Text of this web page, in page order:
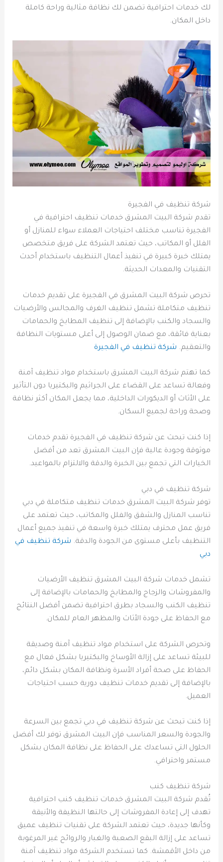
لك خدمات احترافية تضمن لك نظافة مثالية وراحة كاملة
داخل المكان.
شركة تنظيف في الفجيرة
تقدم شركة البيت المشرق خدمات تنظيف احترافية في
الفجيرة تناسب مختلف احتياجات العملاء سواء للمنازل أو
الفلل أو المكاتب، حيث تعتمد الشركة على فريق متخصص
يمتلك خبرة كبيرة في تنفيذ أعمال التنظيف باستخدام أحدث
التقنيات والمعدات الحديثة.
تحرص شركة البيت المشرق في الفجيرة على تقديم خدمات
تنظيف متكاملة تشمل تنظيف الغرف والمجالس والأرضيات
والسجاد والكنب بالإضافة إلى تنظيف المطابخ والحمامات
بعناية فائقة، مع ضمان الوصول إلى أعلى مستويات النظافة
والتعقيم. شركة تنظيف في الفجيرة
كما تهتم شركة البيت المشرق باستخدام مواد تنظيف آمنة
وفعالة تساعد على القضاء على الجراثيم والبكتيريا دون التأثير
على الأثاث أو الديكورات الداخلية، مما يجعل المكان أكثر نظافة
وصحة وراحة لجميع السكان.
إذا كنت تبحث عن شركة تنظيف في الفجيرة تقدم خدمات
موثوقة وجودة عالية فإن البيت المشرق تعد من أفضل
الخيارات التي تجمع بين الخبرة والدقة والالتزام بالمواعيد.
شركة تنظيف في دبي
توفر شركة البيت المشرق خدمات تنظيف متكاملة في دبي
تناسب المنازل والشقق والفلل والمكاتب، حيث تعتمد على
فريق عمل محترف يمتلك خبرة واسعة في تنفيذ جميع أعمال
التنظيف بأعلى مستوى من الجودة والدقة. شركة تنظيف في
دبي
تشمل خدمات شركة البيت المشرق تنظيف الأرضيات
والمفروشات والزجاج والمطابخ والحمامات بالإضافة إلى
تنظيف الكنب والسجاد بطرق احترافية تضمن أفضل النتائج
مع الحفاظ على جودة الأثاث والمظهر العام للمكان.
وتحرص الشركة على استخدام مواد تنظيف آمنة وصديقة
للبيئة تساعد على إزالة الأوساخ والبكتيريا بشكل فعال مع
الحفاظ على صحة أفراد الأسرة ونظافة المكان بشكل دائم،
بالإضافة إلى تقديم خدمات تنظيف دورية حسب احتياجات
العميل.
إذا كنت تبحث عن شركة تنظيف في دبي تجمع بين السرعة
والجودة والسعر المناسب فإن البيت المشرق توفر لك أفضل
الحلول التي تساعدك على الحفاظ على نظافة المكان بشكل
مستمر واحترافي.
شركة تنظيف كنب
تُقدم شركة البيت المشرق خدمات تنظيف كنب احترافية
تهدف إلى إعادة المفروشات إلى حالتها النظيفة والأنيقة
وكأنها جديدة، حيث تعتمد الشركة على تقنيات تنظيف عميق
تساعد على إزالة البقع الصعبة والغبار والروائح غير المرغوبة
من داخل الأقمشة. كما تستخدم الشركة مواد تنظيف آمنة